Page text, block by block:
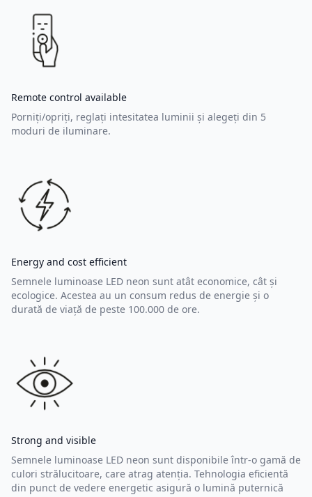
Remote control available
Porniți/opriți, reglați intesitatea luminii și alegeți din 5
moduri de iluminare.
Energy and cost efficient
Semnele luminoase LED neon sunt atât economice, cât și
ecologice. Acestea au un consum redus de energie și o
durată de viață de peste 100.000 de ore.
Strong and visible
Semnele luminoase LED neon sunt disponibile într-o gamă de
culori strălucitoare, care atrag atenția. Tehnologia eficientă
din punct de vedere energetic asigură o lumină puternică